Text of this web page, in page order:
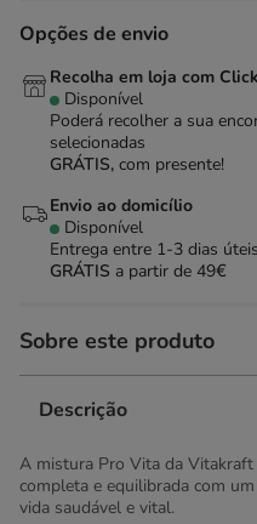
Opções de envio
Recolha em loja com
Disponível
Poderá recolher a sua
selecionadas
GRÁTIS, com presente!
Envio ao domicílio
Disponível
Entrega entre 1-3 dias úteis
GRÁTIS a partir de 49€
Sobre este produto
Descrição
A mistura Pro Vita da Vitakraft
completa e equilibrada com
vida saudável e vital.